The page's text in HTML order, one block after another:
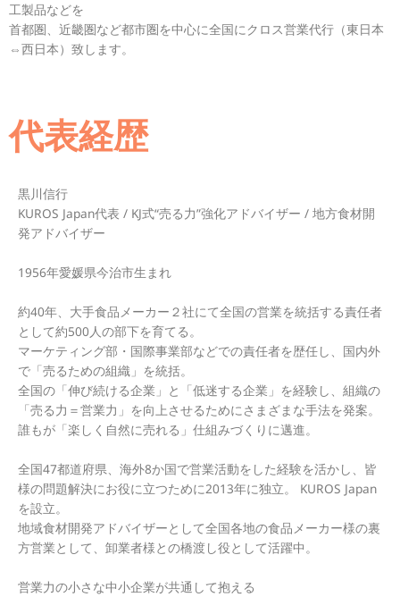
工製品などを
首都圏、近畿圏など都市圏を中心に全国にクロス営業代行（東日本
⇔西日本）致します。
代表経歴
黒川信行
KUROS Japan代表 / KJ式“売る力”強化アドバイザー / 地方食材開
発アドバイザー
1956年愛媛県今治市生まれ
約40年、大手食品メーカー２社にて全国の営業を統括する責任者
として約500人の部下を育てる。
マーケティング部・国際事業部などでの責任者を歴任し、国内外
で「売るための組織」を統括。
全国の「伸び続ける企業」と「低迷する企業」を経験し、組織の
「売る力＝営業力」を向上させるためにさまざまな手法を発案。
誰もが「楽しく自然に売れる」仕組みづくりに邁進。
全国47都道府県、海外8か国で営業活動をした経験を活かし、皆
様の問題解決にお役に立つために2013年に独立。 KUROS Japan
を設立。
地域食材開発アドバイザーとして全国各地の食品メーカー様の裏
方営業として、卸業者様との橋渡し役として活躍中。
営業力の小さな中小企業が共通して抱える